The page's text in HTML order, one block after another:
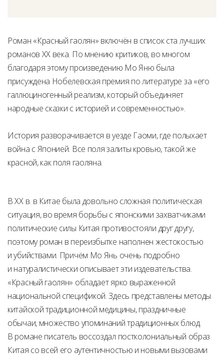
Роман «Красный гаолян» включён в список ста лучших
романов XX века. По мнению критиков, во многом
благодаря этому произведению Мо Яню была
присуждена Нобелевская премия по литературе за «его
галлюциногенный реализм, который объединяет
народные сказки с историей и современностью».
История разворачивается в уезде Гаоми, где полыхает
война с Японией. Все поля залиты кровью, такой же
красной, как поля гаоляна.
В XX в. в Китае была довольно сложная политическая
ситуация, во время борьбы с японскими захватчиками
политические силы Китая противостояли друг другу,
поэтому роман в переизбытке наполнен жестокостью
и убийствами. Причём Мо Янь очень подробно
и натуралистически описывает эти издевательства.
«Красный гаолян» обладает ярко выраженной
национальной спецификой. Здесь представлены методы
китайской традиционной медицины, праздничные
обычаи, множество упоминаний традиционных блюд.
В романе писатель воссоздал постколониальный образ
Китая со всей его аутентичностью и новыми вызовами